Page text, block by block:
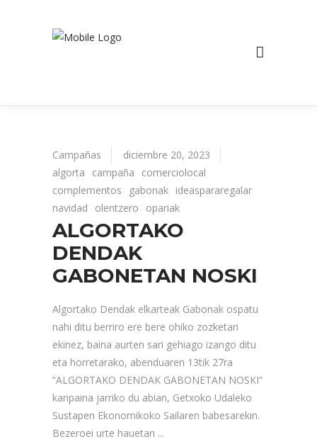
Campañas
diciembre 20, 2023
algorta
campaña
comerciolocal
complementos
gabonak ideaspararegalar
navidad
olentzero opariak
ALGORTAKO
DENDAK
GABONETAN NOSKI
Algortako Dendak elkarteak Gabonak ospatu
nahi ditu berriro ere bere ohiko zozketari
ekinez, baina aurten sari gehiago izango ditu
eta horretarako, abenduaren 13tik 27ra
“ALGORTAKO DENDAK GABONETAN NOSKI”
kanpaina jarriko du abian, Getxoko Udaleko
Sustapen Ekonomikoko Sailaren babesarekin.
Bezeroei urte hauetan